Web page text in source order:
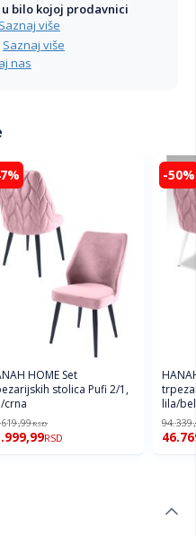
bilo kojoj prodavnici
Saznaj više
Saznaj više
nas
HOME Set
stolica Pufi 2/1,
crna
RSD
RSD
-50%
lila/